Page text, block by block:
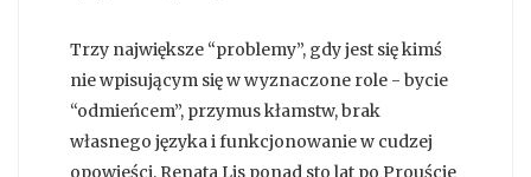
Trzy największe “problemy”, gdy jest się kimś
nie wpisującym się w wyznaczone role - bycie
“odmieńcem”, przymus kłamstw, brak
własnego języka i funkcjonowanie w cudzej
opowieści. Renata Lis ponad sto lat po Prouście